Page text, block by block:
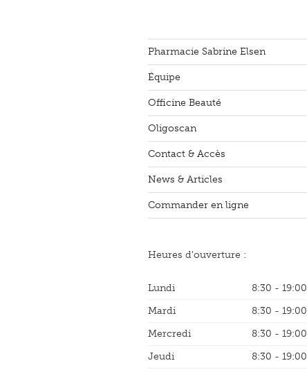
Pharmacie Sabrine Elsen
Équipe
Officine Beauté
Oligoscan
Contact & Accès
News & Articles
Commander en ligne
Heures d'ouverture :
Lundi
8:30 - 19:00
Mardi
8:30 - 19:00
Mercredi
8:30 - 19:00
Jeudi
8:30 - 19:00